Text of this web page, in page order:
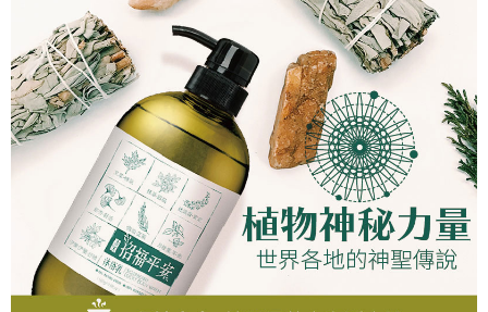
請求用戶進行身份認證。
５．嚴禁一人註冊多個帳號或使用他人資訊註冊。若發現惡意使用之情形，
恩沛科技股份有限公司將有權停止該用戶之使用額度並採取法律行動。